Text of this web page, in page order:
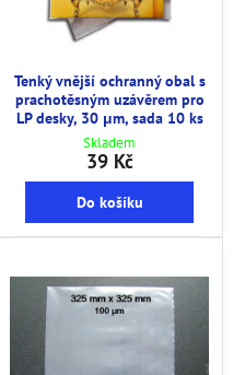
Tenký vnější ochranný obal s
prachotěsným uzávěrem pro
LP desky, 30 μm, sada 10 ks
Skladem
39 Kč
Do košíku